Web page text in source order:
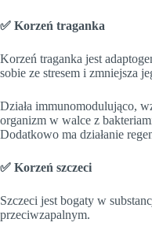
✅ Korzeń traganka
Korzeń traganka jest
sobie ze stresem i zmniejsza
Działa immunomodulująco,
organizm w walce z
Dodatkowo ma działanie
✅ Korzeń szczeci
Szczeci jest bogaty w
przeciwzapalnym.